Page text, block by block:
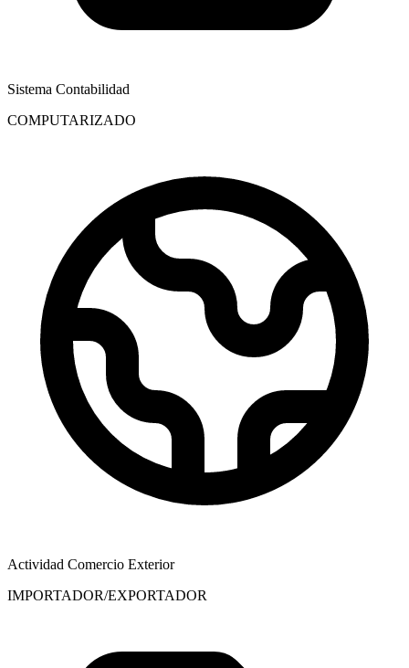
Sistema Contabilidad
COMPUTARIZADO
Actividad Comercio Exterior
IMPORTADOR/EXPORTADOR